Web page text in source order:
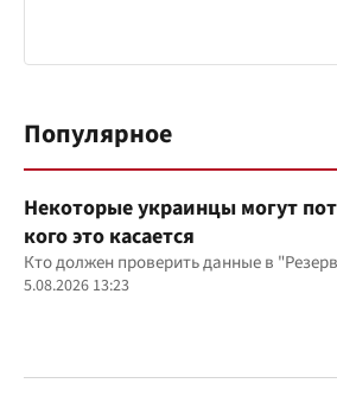
Популярное
Некоторые украинцы могут
кого это касается
Кто должен проверить данные в
5.08.2026 13:23